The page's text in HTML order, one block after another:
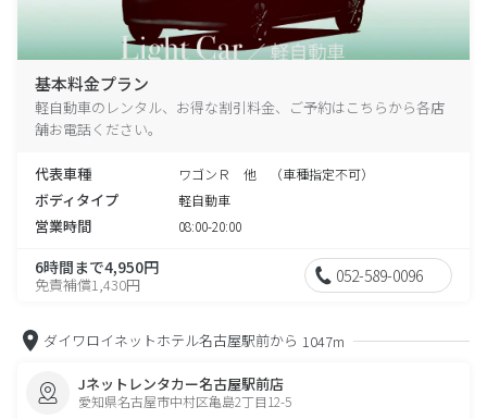
基本料金プラン
軽自動車のレンタル、お得な割引料金、ご予約はこちらから各店
舗お電話ください。
代表車種 ワゴンＲ 他 （車種指定不可）
ボディタイプ 軽自動車
営業時間 08:00-20:00
6時間まで4,950円
免責補償1,430円 052-589-0096
ダイワロイネットホテル名古屋駅前から 1047m
Jネットレンタカー名古屋駅前店
愛知県名古屋市中村区亀島2丁目12-5